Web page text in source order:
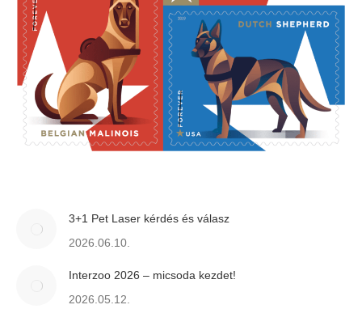
3+1 Pet Laser kérdés és válasz
2026.06.10.
Interzoo 2026 – micsoda kezdet!
2026.05.12.